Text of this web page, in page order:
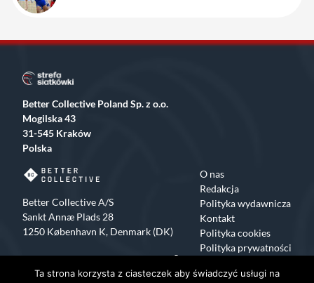
Better Collective Poland Sp. z o.o.
Mogilska 43
31-545 Kraków
Polska
Better Collective A/S
Sankt Annæ Plads 28
1250 København K, Denmark (DK)
O nas
Redakcja
Polityka wydawnicza
Kontakt
Polityka cookies
Polityka prywatności
Facebook
X Instagram
TikTok
Copyrights 2015-2024 Strefa Siatkówki All rights reserved
Ta strona korzysta z ciasteczek aby świadczyć usługi na